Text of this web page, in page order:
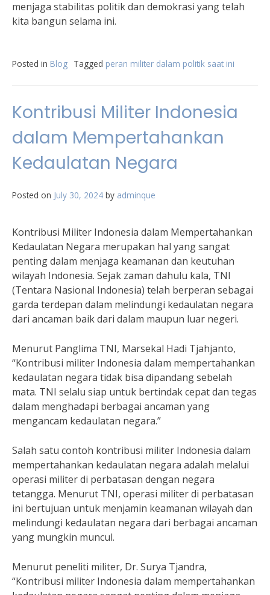
menjaga stabilitas politik dan demokrasi yang telah
kita bangun selama ini.
Posted in Blog Tagged peran militer dalam politik saat ini
Kontribusi Militer Indonesia
dalam Mempertahankan
Kedaulatan Negara
Posted on July 30, 2024 by adminque
Kontribusi Militer Indonesia dalam Mempertahankan
Kedaulatan Negara merupakan hal yang sangat
penting dalam menjaga keamanan dan keutuhan
wilayah Indonesia. Sejak zaman dahulu kala, TNI
(Tentara Nasional Indonesia) telah berperan sebagai
garda terdepan dalam melindungi kedaulatan negara
dari ancaman baik dari dalam maupun luar negeri.
Menurut Panglima TNI, Marsekal Hadi Tjahjanto,
“Kontribusi militer Indonesia dalam mempertahankan
kedaulatan negara tidak bisa dipandang sebelah
mata. TNI selalu siap untuk bertindak cepat dan tegas
dalam menghadapi berbagai ancaman yang
mengancam kedaulatan negara.”
Salah satu contoh kontribusi militer Indonesia dalam
mempertahankan kedaulatan negara adalah melalui
operasi militer di perbatasan dengan negara
tetangga. Menurut TNI, operasi militer di perbatasan
ini bertujuan untuk menjamin keamanan wilayah dan
melindungi kedaulatan negara dari berbagai ancaman
yang mungkin muncul.
Menurut peneliti militer, Dr. Surya Tjandra,
“Kontribusi militer Indonesia dalam mempertahankan